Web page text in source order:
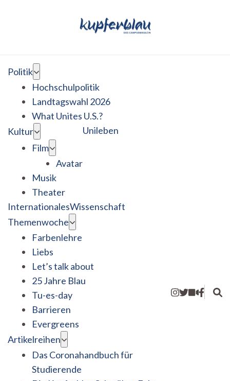
Politik
Hochschulpolitik
Landtagswahl 2026
What Unites U.S.?
Kultur
Film
Avatar
Musik
Theater
Unileben
InternationalesWissenschaft
Themenwoche
Farbenlehre
Liebs
Let’s talk about
25 Jahre Blau
Tu-es-day
Barrieren
Evergreens
Artikelreihen
Das Coronahandbuch für
Studierende